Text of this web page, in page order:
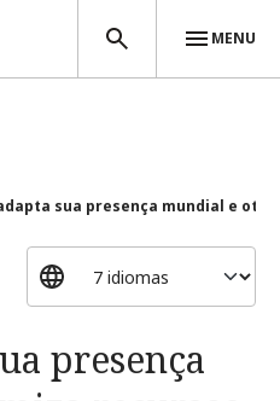
MENU
sua presença mundial e
presença